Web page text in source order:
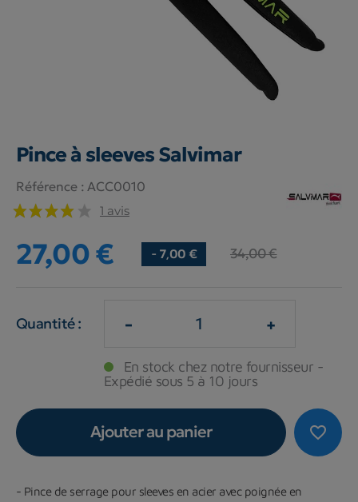
Pince à sleeves Salvimar
Référence : ACC0010
1 avis
27,00 € - 7,00 € 34,00 €
Quantité : - +
En stock chez notre fournisseur -
Expédié sous 5 à 10 jours
favorite_border
Ajouter au panier
- Pince de serrage pour sleeves en acier avec poignée en